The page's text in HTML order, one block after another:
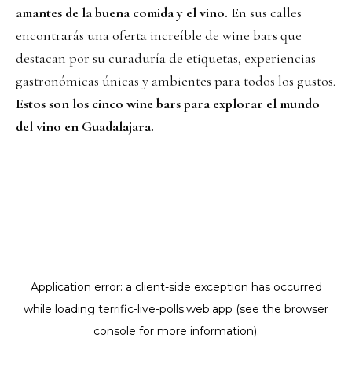
amantes de la buena comida y el vino. En sus calles
encontrarás una oferta increíble de wine bars que
destacan por su curaduría de etiquetas, experiencias
gastronómicas únicas y ambientes para todos los gustos.
Estos son los cinco wine bars para explorar el mundo
del vino en Guadalajara.